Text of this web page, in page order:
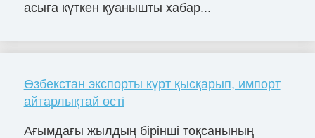
асыға күткен қуанышты хабар...
Өзбекстан экспорты күрт қысқарып, импорт
айтарлықтай өсті
Ағымдағы жылдың бірінші тоқсанының